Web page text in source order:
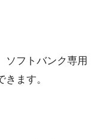
ソフトバンク専用
ます。